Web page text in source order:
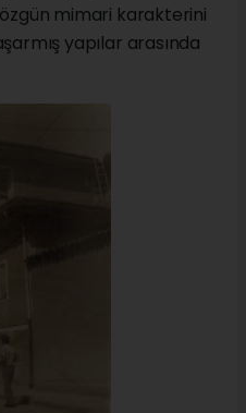
mimari karakterini
yapılar arasında